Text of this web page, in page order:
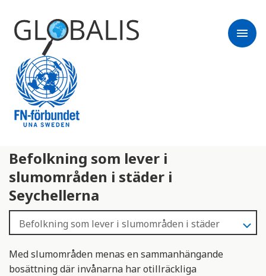
menu
Befolkning som lever i
slumområden i städer i
Seychellerna
Med slumområden menas en sammanhängande
bosättning där invånarna har otillräckliga